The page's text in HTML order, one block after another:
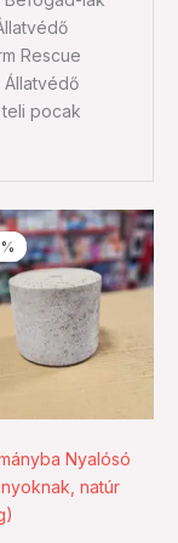
Rescue
Állatvédő
pocak
Nyalósó
natúr
Original
price
was:
1.400 Ft.
Current
price
is:
1.260 Ft.
Ennek
a
van.